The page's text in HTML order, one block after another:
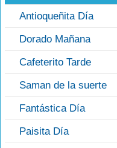
Antioqueñita Día
Dorado Mañana
Cafeterito Tarde
Saman de la suerte
Fantástica Día
Paisita Día